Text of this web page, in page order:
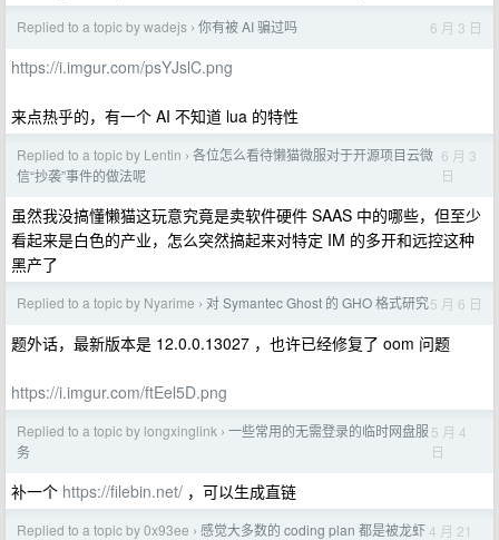
Replied to a topic by wadejs › 你有被 AI 骗过吗 6 月 3 日
https://i.imgur.com/psYJslC.png
来点热乎的，有一个 AI 不知道 lua 的特性
Replied to a topic by Lentin › 各位怎么看待懒猫微服对于开源项目云微
信“抄袭”事件的做法呢
6 月 3
日
虽然我没搞懂懒猫这玩意究竟是卖软件硬件 SAAS 中的哪些，但至少
看起来是白色的产业，怎么突然搞起来对特定 IM 的多开和远控这种
黑产了
Replied to a topic by Nyarime › 对 Symantec Ghost 的 GHO 格式研究5 月 6 日
题外话，最新版本是 12.0.0.13027 ，也许已经修复了 oom 问题
https://i.imgur.com/ftEel5D.png
Replied to a topic by longxinglink › 一些常用的无需登录的临时网盘服
务
5 月 4
日
补一个 https://filebin.net/ ，可以生成直链
Replied to a topic by 0x93ee › 感觉大多数的 coding plan 都是被龙虾4 月 21